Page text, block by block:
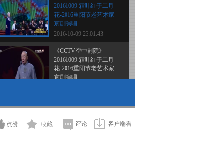
20161009 霜叶红于二月
花-2016重阳节老艺术家
京剧演唱...
2016-10-09 23:01:43
《CCTV空中剧院》
20161009 霜叶红于二月
花-2016重阳节老艺术家
京剧演唱...
借东风》 2/2
2016-10-08 23:03:41
点赞 收藏 评论 客户端看